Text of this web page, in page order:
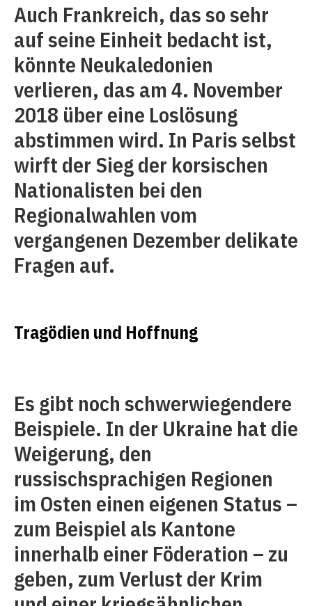
Auch Frankreich, das so sehr
auf seine Einheit bedacht ist,
könnte Neukaledonien
verlieren, das am 4. November
2018 über eine Loslösung
abstimmen wird. In Paris selbst
wirft der Sieg der korsischen
Nationalisten bei den
Regionalwahlen vom
vergangenen Dezember delikate
Fragen auf.
Tragödien und Hoffnung
Es gibt noch schwerwiegendere
Beispiele. In der Ukraine hat die
Weigerung, den
russischsprachigen Regionen
im Osten einen eigenen Status –
zum Beispiel als Kantone
innerhalb einer Föderation – zu
geben, zum Verlust der Krim